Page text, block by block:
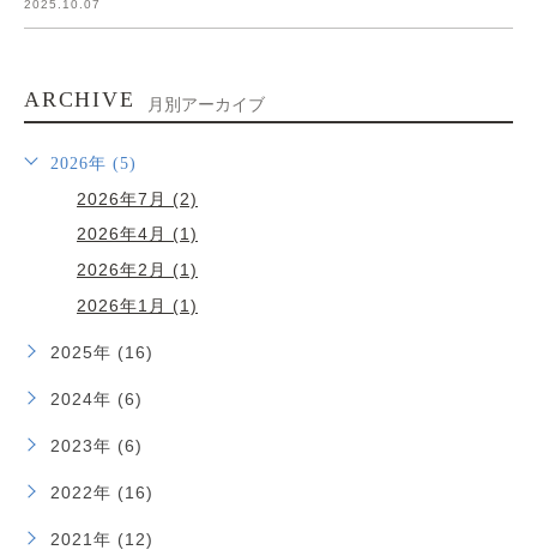
2025.10.07
ARCHIVE 月別アーカイブ
2026年 (5)
2026年7月 (2)
2026年4月 (1)
2026年2月 (1)
2026年1月 (1)
2025年 (16)
2024年 (6)
2023年 (6)
2022年 (16)
2021年 (12)